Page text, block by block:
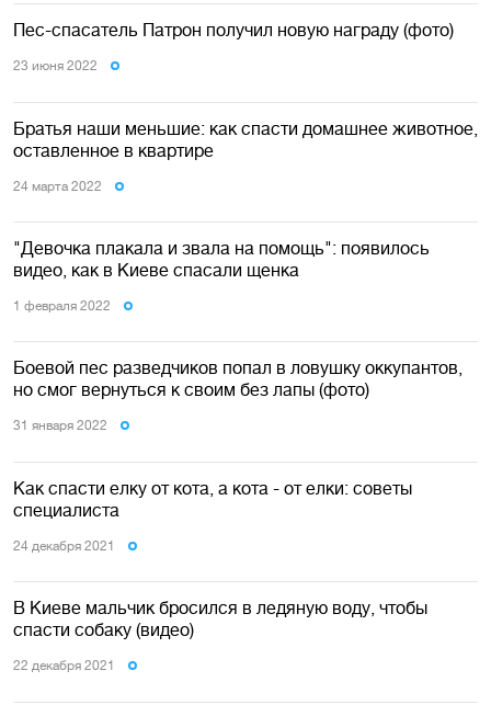
Пес-спасатель Патрон получил новую награду (фото)
23 июня 2022
Братья наши меньшие: как спасти домашнее животное,
оставленное в квартире
24 марта 2022
"Девочка плакала и звала на помощь": появилось
видео, как в Киеве спасали щенка
1 февраля 2022
Боевой пес разведчиков попал в ловушку оккупантов,
но смог вернуться к своим без лапы (фото)
31 января 2022
Как спасти елку от кота, а кота - от елки: советы
специалиста
24 декабря 2021
В Киеве мальчик бросился в ледяную воду, чтобы
спасти собаку (видео)
22 декабря 2021